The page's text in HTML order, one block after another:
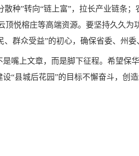
种”转向“链上富”，拉长产业链条；
悦榕庄等高端资源。要坚持久久为
群众受益”的初心，确保省委、州委
嘴上文章，而是脚下征程。希望保
“县城后花园”的目标不懈奋斗，创